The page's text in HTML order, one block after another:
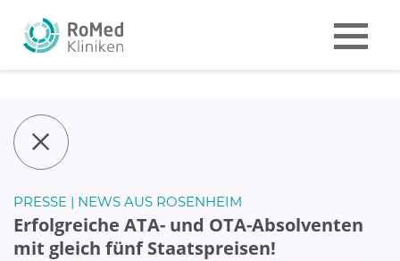
PRESSE | NEWS AUS ROSENHEIM
Erfolgreiche ATA- und OTA-Absolventen
mit gleich fünf Staatspreisen!